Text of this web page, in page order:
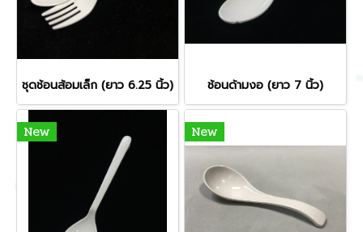
ชุดช้อนส้อมเล็ก (ยาว 6.25 นิ้ว) ช้อนด้ามงอ (ยาว 7 นิ้ว)
New New